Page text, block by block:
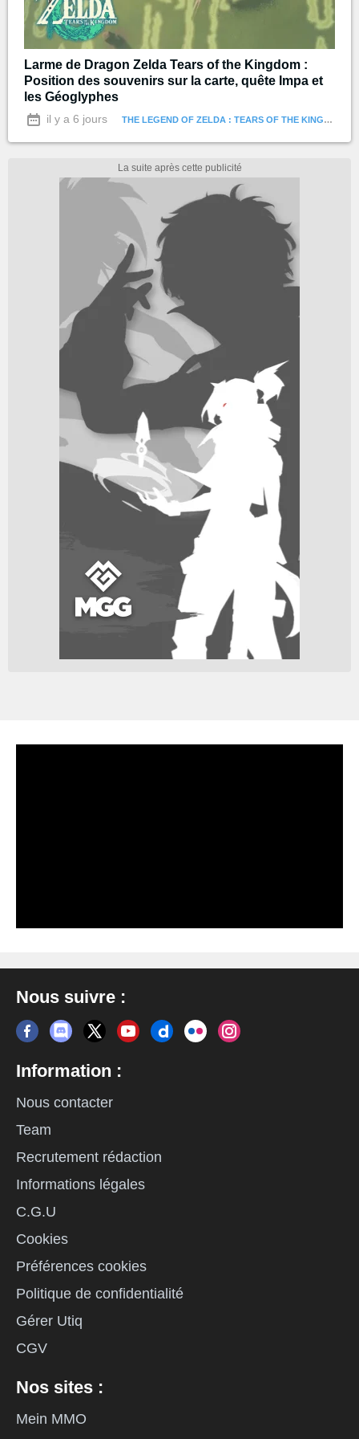
Larme de Dragon Zelda Tears of the Kingdom :
Position des souvenirs sur la carte, quête Impa et
les Géoglyphes
il y a 6 jours THE LEGEND OF ZELDA : TEARS OF THE KINGDOM
Nous suivre :
Information :
Nous contacter
Team
Recrutement rédaction
Informations légales
C.G.U
Cookies
Préférences cookies
Politique de confidentialité
Gérer Utiq
CGV
Nos sites :
Mein MMO